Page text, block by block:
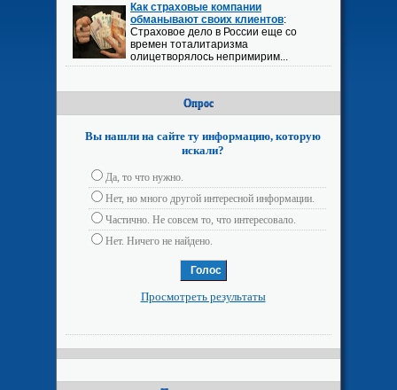
Как страховые компании
обманывают своих клиентов:
Страховое дело в России еще со
времен тоталитаризма
олицетворялось непримирим...
Опрос
Вы нашли на сайте ту информацию, которую
искали?
Да, то что нужно.
Нет, но много другой интересной информации.
Частично. Не совсем то, что интересовало.
Нет. Ничего не найдено.
Просмотреть результаты